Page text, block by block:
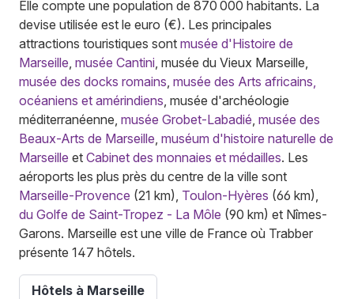
Elle compte une population de 870 000 habitants. La
devise utilisée est le euro (€). Les principales
attractions touristiques sont musée d'Histoire de
Marseille musée Cantini , musée du Vieux Marseille,
musée des docks romains musée des Arts africains,
océaniens et amérindiens , musée d'archéologie
méditerranéenne, musée Grobet-Labadié musée des
Beaux-Arts de Marseille muséum d'histoire naturelle de
Marseille et Cabinet des monnaies et médailles. Les
aéroports les plus près du centre de la ville sont
Marseille-Provence (21 km), Toulon-Hyères (66 km),
du Golfe de Saint-Tropez - La Môle (90 km) et Nîmes-
Garons. Marseille est une ville de France où Trabber
présente 147 hôtels.
Hôtels à Marseille